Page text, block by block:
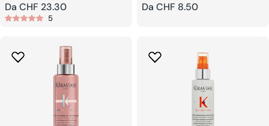
Prezzo
regolare
Da CHF 23.30
5
Prezzo
Da CHF 8.50